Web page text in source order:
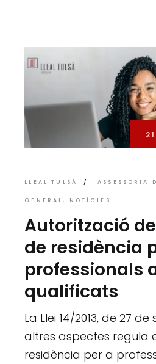
LLEAL TULSÀ ASSESSORIA
GENERAL NOTÍCIES
Autorització
de residència
professionals
qualificats
La Llei 14/2013, de 27
altres aspectes regula
residència per a